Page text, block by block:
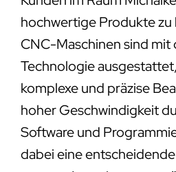
hochwertige Produkte zu
CNC-Maschinen sind mit
Technologie
komplexe und präzise
hoher Geschwindigkeit
Software und
dabei eine entscheidende